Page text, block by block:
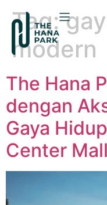
Tag:
modern
The Hana
dengan
Gaya
Center Mall